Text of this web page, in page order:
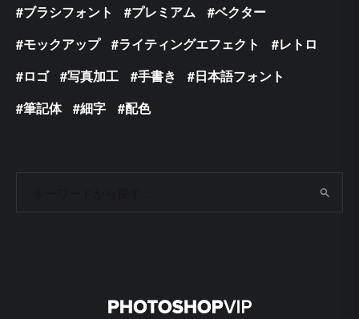
ブラシフォント
プレミアム
ベクター
モックアップ
ライティングエフェクト
レトロ
ロゴ
写真加工 手書き
日本語フォント
筆記体
細字 配色